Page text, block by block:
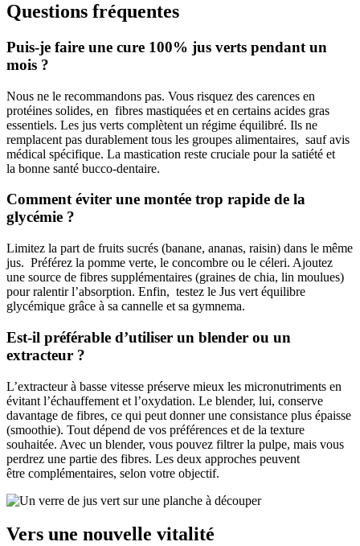
Questions fréquentes
Puis-je faire une cure 100% jus verts pendant un
mois ?
Nous ne le recommandons pas. Vous risquez des carences en
protéines solides, en fibres mastiquées et en certains acides gras
essentiels. Les jus verts complètent un régime équilibré. Ils ne
remplacent pas durablement tous les groupes alimentaires, sauf avis
médical spécifique. La mastication reste cruciale pour la satiété et
la bonne santé bucco-dentaire.
Comment éviter une montée trop rapide de la
glycémie ?
Limitez la part de fruits sucrés (banane, ananas, raisin) dans le même
jus. Préférez la pomme verte, le concombre ou le céleri. Ajoutez
une source de fibres supplémentaires (graines de chia, lin moulues)
pour ralentir l’absorption. Enfin, testez le Jus vert équilibre
glycémique grâce à sa cannelle et sa gymnema.
Est-il préférable d’utiliser un blender ou un
extracteur ?
L’extracteur à basse vitesse préserve mieux les micronutriments en
évitant l’échauffement et l’oxydation. Le blender, lui, conserve
davantage de fibres, ce qui peut donner une consistance plus épaisse
(smoothie). Tout dépend de vos préférences et de la texture
souhaitée. Avec un blender, vous pouvez filtrer la pulpe, mais vous
perdrez une partie des fibres. Les deux approches peuvent
être complémentaires, selon votre objectif.
Vers une nouvelle vitalité